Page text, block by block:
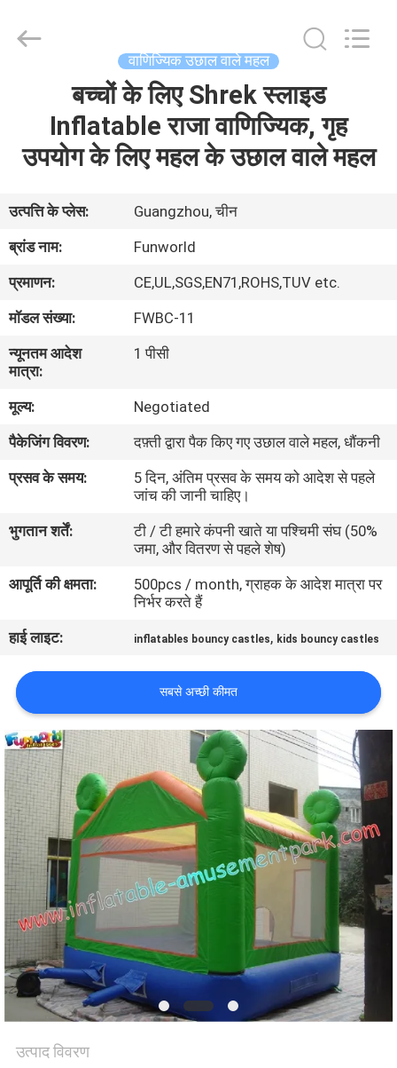
उत्पादों
वीडियो
बारे
में
कारखाना
भ्रमण
गुणवत्ता
NEWS
साइटमैप
PRIVACY
POLICY
Limited.
वाणिज्यिक उछाल वाले महल
बच्चों के लिए Shrek स्लाइड
Inflatable राजा वाणिज्यिक, गृह
उपयोग के लिए महल के उछाल वाले महल
उत्पत्ति के प्लेस:
Guangzhou, चीन
ब्रांड नाम:
Funworld
प्रमाणन:
CE,UL,SGS,EN71,ROHS,TUV etc.
मॉडल संख्या:
FWBC-11
न्यूनतम आदेश
मात्रा:
1 पीसी
मूल्य:
Negotiated
पैकेजिंग विवरण:
दफ़्ती द्वारा पैक किए गए उछाल वाले महल, धौंकनी
प्रसव के समय:
5 दिन, अंतिम प्रसव के समय को आदेश से पहले
जांच की जानी चाहिए।
भुगतान शर्तें:
टी / टी हमारे कंपनी खाते या पश्चिमी संघ (50%
जमा, और वितरण से पहले शेष)
आपूर्ति की क्षमता:
500pcs / month, ग्राहक के आदेश मात्रा पर
निर्भर करते हैं
हाई लाइट:
inflatables bouncy castles, kids bouncy castles
सबसे अच्छी कीमत
उत्पाद विवरण